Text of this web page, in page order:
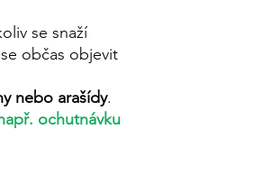
se snaží
občas objevit
nebo arašídy.
ochutnávku